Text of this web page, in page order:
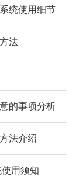
统使用细节
法
的事项分析
法介绍
用须知